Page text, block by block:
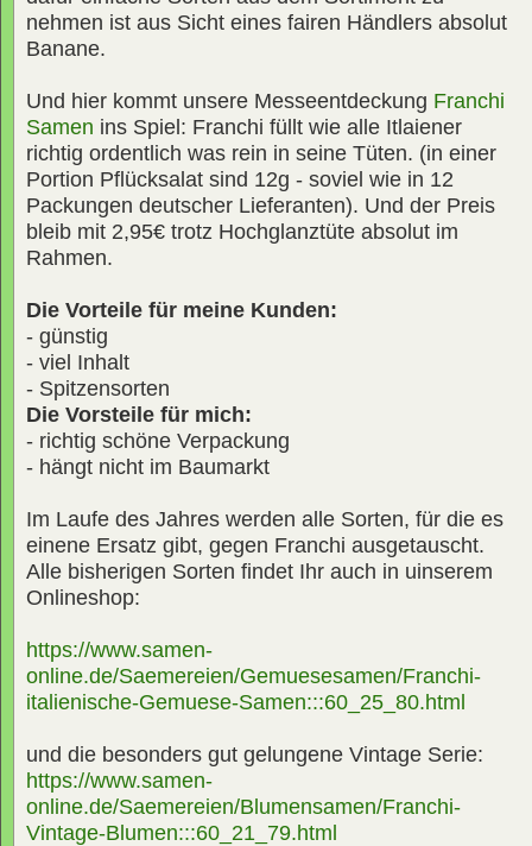
nehmen ist aus Sicht eines fairen Händlers absolut
Banane.
Und hier kommt unsere Messeentdeckung Franchi
Samen ins Spiel: Franchi füllt wie alle Itlaiener
richtig ordentlich was rein in seine Tüten. (in einer
Portion Pflücksalat sind 12g - soviel wie in 12
Packungen deutscher Lieferanten). Und der Preis
bleib mit 2,95€ trotz Hochglanztüte absolut im
Rahmen.
Die Vorteile für meine Kunden:
- günstig
- viel Inhalt
- Spitzensorten
Die Vorsteile für mich:
- richtig schöne Verpackung
- hängt nicht im Baumarkt
Im Laufe des Jahres werden alle Sorten, für die es
einene Ersatz gibt, gegen Franchi ausgetauscht.
Alle bisherigen Sorten findet Ihr auch in uinserem
Onlineshop:
https://www.samen-
online.de/Saemereien/Gemuesesamen/Franchi-
italienische-Gemuese-Samen:::60_25_80.html
und die besonders gut gelungene Vintage Serie:
https://www.samen-
online.de/Saemereien/Blumensamen/Franchi-
Vintage-Blumen:::60_21_79.html